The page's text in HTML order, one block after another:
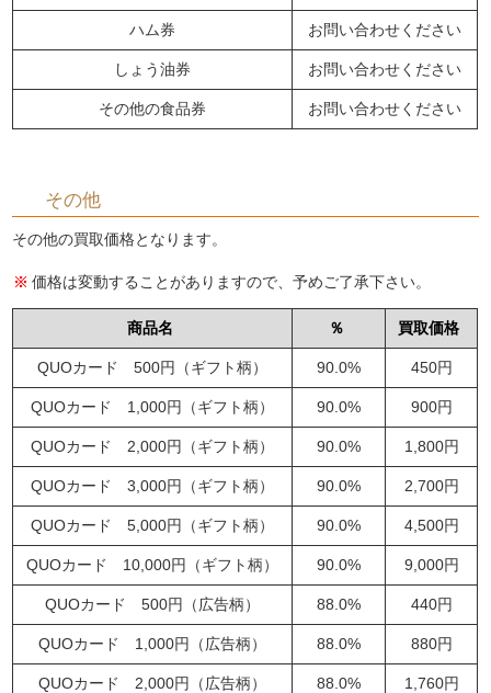
ハム券 お問い合わせください
しょう油券 お問い合わせください
その他の食品券 お問い合わせください
その他
その他の買取価格となります。
価格は変動することがありますので、予めご了承下さい。
商品名 ％ 買取価格
QUOカード 500円（ギフト柄） 90.0% 450円
QUOカード 1,000円（ギフト柄） 90.0% 900円
QUOカード 2,000円（ギフト柄） 90.0% 1,800円
QUOカード 3,000円（ギフト柄） 90.0% 2,700円
QUOカード 5,000円（ギフト柄） 90.0% 4,500円
QUOカード 10,000円（ギフト柄） 90.0% 9,000円
QUOカード 500円（広告柄） 88.0% 440円
QUOカード 1,000円（広告柄） 88.0% 880円
QUOカード 2,000円（広告柄） 88.0% 1,760円